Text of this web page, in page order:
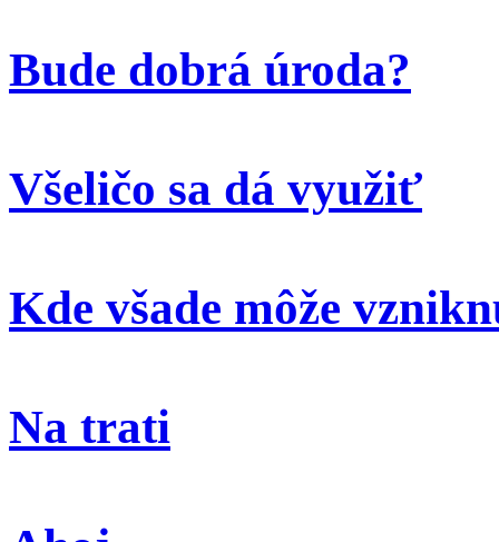
Bude dobrá úroda?
Všeličo sa dá využiť
Kde všade môže
Na trati